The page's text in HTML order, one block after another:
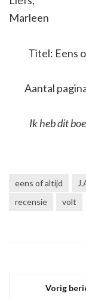
Marleen
Titel: Eens
Aantal
Ik heb dit
eens of altijd
recensie
volt
Vorig